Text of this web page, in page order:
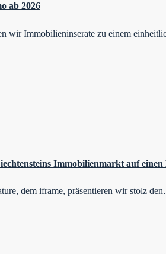
ab 2026
wir Immobilieninserate zu einem
Immobilienmarkt auf einen
dem iframe, präsentieren wir stolz